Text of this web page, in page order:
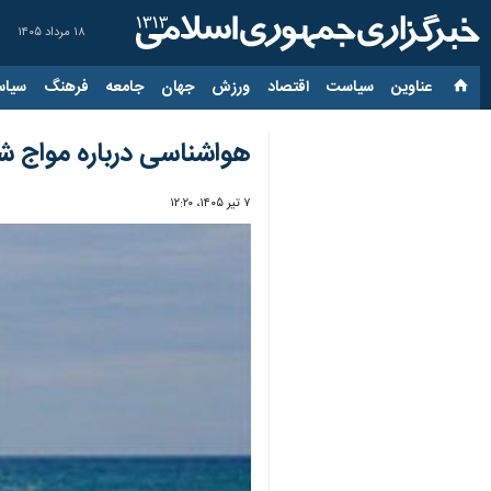
۱۸ مرداد ۱۴۰۵
عناوین‌ سیاست اقتصاد ورزش جهان جامعه فرهنگ
هواشناسی درباره
۷ تیر ۱۴۰۵، ۱۲:۲۰